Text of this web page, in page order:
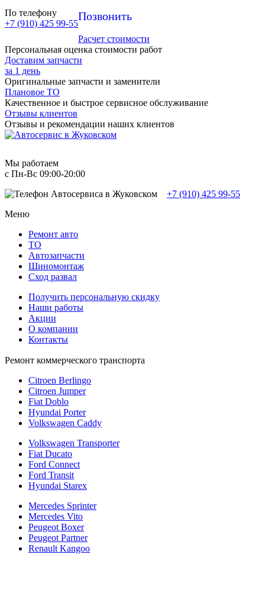
По телефону
+7 (910) 425 99-55
Позвонить
Расчет стоимости
Персональная оценка стоимости работ
Доставим запчасти
за 1 день
Оригинальные запчасти и заменители
Плановое ТО
Качественное и быстрое сервисное обслуживание
Отзывы клиентов
Отзывы и рекомендации наших клиентов
Мы работаем
с Пн-Вc 09:00-20:00
+7 (910) 425 99-55
Меню
Ремонт авто
TO
Автозапчасти
Шиномонтаж
Сход развал
Получить персональную скидку
Наши работы
Акции
О компании
Контакты
Ремонт коммерческого транспорта
Citroen Berlingo
Citroen Jumper
Fiat Doblo
Hyundai Porter
Volkswagen Caddy
Volkswagen Transporter
Fiat Ducato
Ford Connect
Ford Transit
Hyundai Starex
Mercedes Sprinter
Mercedes Vito
Peugeot Boxer
Peugeot Partner
Renault Kangoo